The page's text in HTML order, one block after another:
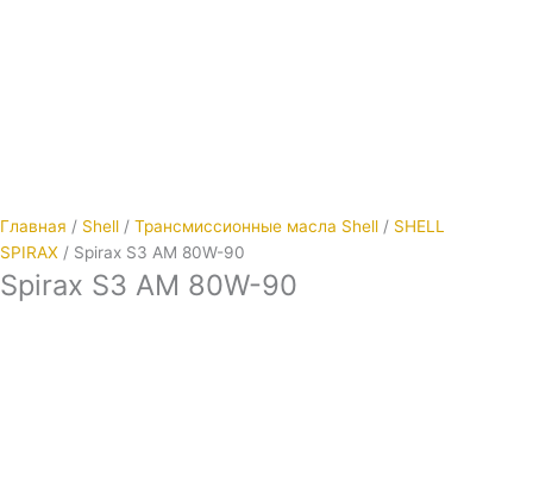
Главная / Shell / Трансмиссионные масла Shell / SHELL
SPIRAX / Spirax S3 AM 80W-90
Spirax S3 AM 80W-90